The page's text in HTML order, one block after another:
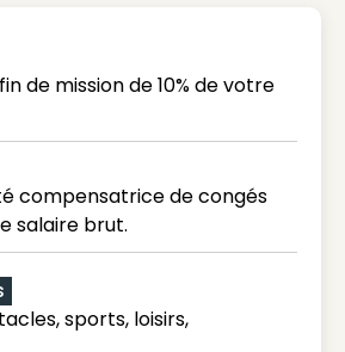
de mission de 10% de votre
compensatrice de congés
salaire brut.
sports, loisirs,